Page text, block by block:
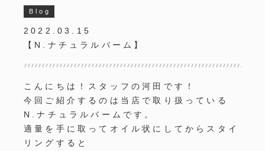
Blog
2022.03.15
【N.ナチュラルバーム】
こんにちは！スタッフの河田です！
今回ご紹介するのは当店で取り扱っている
N.ナチュラルバームです。
適量を手に取ってオイル状にしてからスタイ
リングすると